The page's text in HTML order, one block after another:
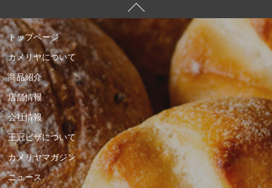
トップページ
カメリヤについて
商品紹介
店舗情報
会社情報
王冠ピザについて
カメリヤマガジン
ニュース